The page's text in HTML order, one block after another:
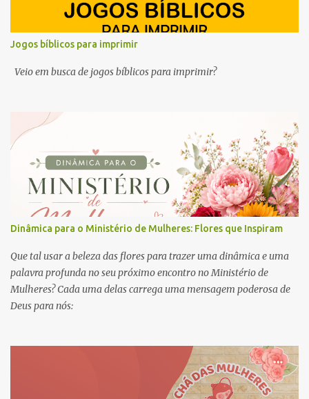
Jogos bíblicos para imprimir
Veio em busca de jogos bíblicos para imprimir?
Dinâmica para o Ministério de Mulheres: Flores que Inspiram
Que tal usar a beleza das flores para trazer uma dinâmica e uma
palavra profunda no seu próximo encontro no Ministério de
Mulheres? Cada uma delas carrega uma mensagem poderosa de
Deus para nós: